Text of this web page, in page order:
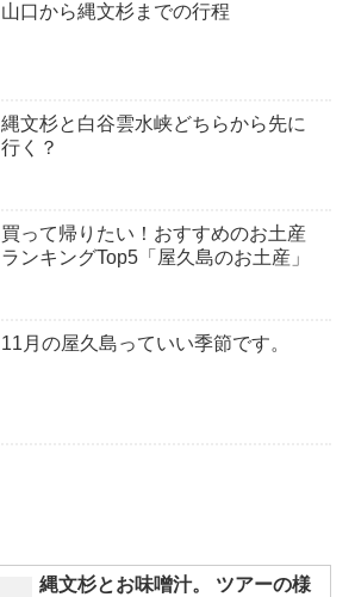
山口から縄文杉までの行程
縄文杉と白谷雲水峡どちらから先に
行く？
買って帰りたい！おすすめのお土産
ランキングTop5「屋久島のお土産」
11月の屋久島っていい季節です。
縄文杉とお味噌汁。 ツアーの様